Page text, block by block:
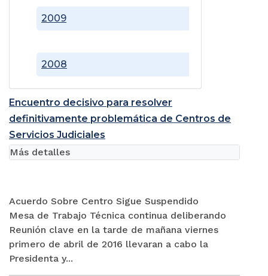
2008
2009
Encuentro decisivo para resolver
definitivamente problemática de Centros de
Servicios Judiciales
Acuerdo Sobre Centro Sigue Suspendido
Mesa de Trabajo Técnica continua deliberando
Reunión clave en la tarde de mañana viernes
primero de abril de 2016 llevaran a cabo la
Presidenta y...
Más detalles